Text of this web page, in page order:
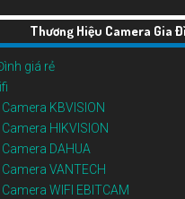
Thương Hiệu Camera Gia
giá rẻ
KBVISION
HIKVISION
DAHUA
VANTECH
WIFI EBITCAM